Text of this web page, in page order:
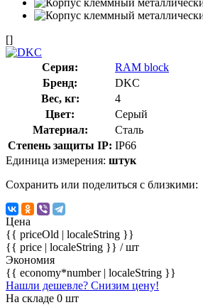
[]
Серия:
RAM block
Бренд:
DKC
Вес, кг:
4
Цвет:
Серый
Материал:
Сталь
Степень защиты IP: IP66
Единица измерения: штук
Сохранить или поделиться с близкими:
Цена
{{ priceOld | localeString }}
{{ price | localeString }} / шт
Экономия
{{ economy*number | localeString }}
Нашли дешевле? Снизим цену!
На складе 0 шт